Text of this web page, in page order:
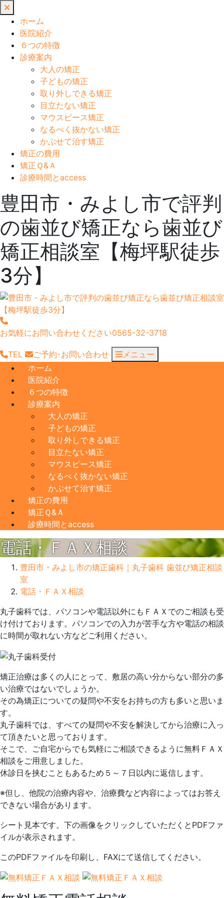
じ
る
ホーム
医院紹介
６つの特徴
診療案内
大人の矯正
子どもの矯正
取り外しできる矯正
目立たない矯正
マウスピース矯正
なるべく抜かない矯正
かぶせて治す矯正
矯正の費用
矯正Ｑ&Ａ
診療時間とaccess
豊田市・みよし市で評判
の歯並び矯正なら歯並び
矯正相談室【梅坪駅徒歩
3分】
お気軽にお問い合わせください0565-32-3718
TEL ご予約･ お問い合わせ
メニュー
ホーム
医院紹介
６つの特徴
診療案内
大人の矯正
子どもの矯正
取り外しできる矯正
目立たない矯正
マウスピース矯正
なるべく抜かない矯正
かぶせて治す矯正
矯正の費用
矯正Ｑ&Ａ
診療時間とaccess
電話・ＦＡＸ相談
豊田市・みよし市の矯正歯科｜丸子歯科 歯並び矯正相談
室
電話・ＦＡＸ相談
2022
年
月
22
日
丸子歯科では、パソコンや電話以外にもＦＡＸでのご相談も受
け付けております。パソコンでの入力が苦手な方や電話の相談
に時間が取れない方などご利用ください。
矯正治療は多くの人にとって、敷居の高い分からない部分の多
い治療ではないでしょうか。
その為矯正についての疑問や不安をお持ちの方も多いと思いま
す。
丸子歯科では、すべての疑問や不安を解決してから治療に入っ
て頂きたいと思っております。
そこで、ご自宅からでも気軽にご相談できるように無料ＦＡＸ
相談をご用意しました。
休診日を挟むこともあるため５～７日以内に返信します。
※但し、他院の治療内容や、治療費など内容によってはお答え
できない場合があります。
シート見本です。下の画像をクリックしていただくとPDFファ
イルが表示されます。
このPDFファイルを印刷し、FAXにて送信してください。